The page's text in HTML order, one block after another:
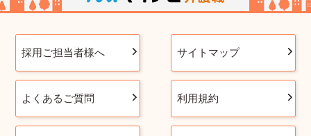
採用ご担当者様へ サイトマップ
よくあるご質問 利用規約